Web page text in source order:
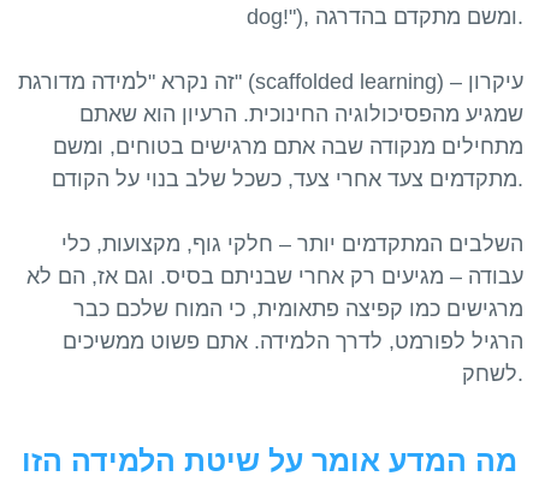
dog!"), ומשם מתקדם בהדרגה.
זה נקרא "למידה מדורגת" (scaffolded learning) – עיקרון
שמגיע מהפסיכולוגיה החינוכית. הרעיון הוא שאתם
מתחילים מנקודה שבה אתם מרגישים בטוחים, ומשם
מתקדמים צעד אחרי צעד, כשכל שלב בנוי על הקודם.
השלבים המתקדמים יותר – חלקי גוף, מקצועות, כלי
עבודה – מגיעים רק אחרי שבניתם בסיס. וגם אז, הם לא
מרגישים כמו קפיצה פתאומית, כי המוח שלכם כבר
הרגיל לפורמט, לדרך הלמידה. אתם פשוט ממשיכים
מה המדע אומר על שיטת הלמידה הזו